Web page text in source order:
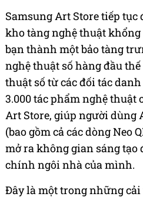
Samsung Art Store tiếp
kho tàng nghệ thuật
bạn thành một bảo tàng
nghệ thuật số hàng đầu
thuật số từ các đối tác
3.000 tác phẩm nghệ thuật
Art Store, giúp người dùng
(bao gồm cả các dòng Neo
mở ra không gian sáng tạo
chính ngôi nhà của mình.
Đây là một trong những